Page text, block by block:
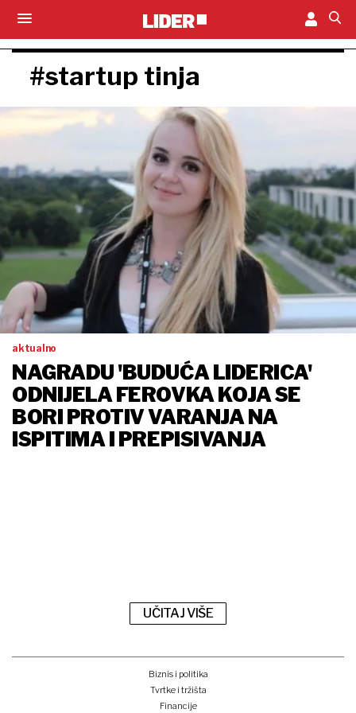
#startup tinja
aktualno
NAGRADU 'BUDUĆA LIDERICA'
ODNIJELA FEROVKA KOJA SE
BORI PROTIV VARANJA NA
ISPITIMA I PREPISIVANJA
UČITAJ VIŠE
Biznis i politika
Tvrtke i tržišta
Financije